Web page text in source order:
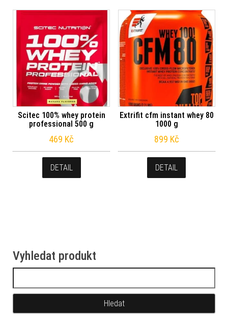
Scitec 100% whey protein
professional 500 g
469 Kč
DETAIL
Extrifit cfm instant whey 80
1000 g
899 Kč
DETAIL
Vyhledat produkt